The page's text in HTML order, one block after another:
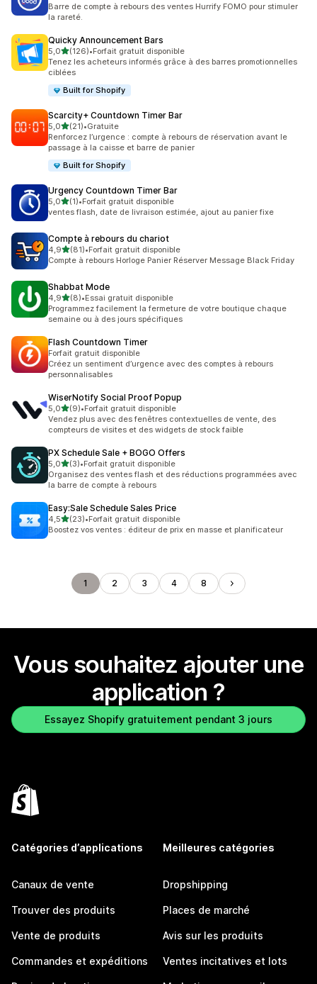
Barre de compte à rebours des ventes Hurrify FOMO pour stimuler
la rareté.
Quicky Announcement Bars
5,0étoile(s) sur 5
(126)
126 avis au total
•Forfait gratuit disponible
Tenez les acheteurs informés grâce à des barres promotionnelles
ciblées
Built for Shopify
Scarcity+ Countdown Timer Bar
5,0étoile(s) sur 5
(21)
21 avis au total
•Gratuite
Renforcez l’urgence : compte à rebours de réservation avant le
passage à la caisse et barre de panier
Built for Shopify
Urgency Countdown Timer Bar
5,0étoile(s) sur 5
(1)
1 avis au total
•Forfait gratuit disponible
ventes flash, date de livraison estimée, ajout au panier fixe
Compte à rebours du chariot
4,9étoile(s) sur 5
(81)
81 avis au total
•Forfait gratuit disponible
Compte à rebours Horloge Panier Réserver Message Black Friday
Shabbat Mode
4,9étoile(s) sur 5
(8)
8 avis au total
•Essai gratuit disponible
Programmez facilement la fermeture de votre boutique chaque
semaine ou à des jours spécifiques
Flash Countdown Timer
Forfait gratuit disponible
Créez un sentiment d’urgence avec des comptes à rebours
personnalisables
WiserNotify Social Proof Popup
5,0étoile(s) sur 5
(9)
9 avis au total
•Forfait gratuit disponible
Vendez plus avec des fenêtres contextuelles de vente, des
compteurs de visites et des widgets de stock faible
PX Schedule Sale + BOGO Offers
5,0étoile(s) sur 5
(3)
3 avis au total
•Forfait gratuit disponible
Organisez des ventes flash et des réductions programmées avec
la barre de compte à rebours
Easy:Sale Schedule Sales Price
4,5étoile(s) sur 5
(23)
23 avis au total
•Forfait gratuit disponible
Boostez vos ventes : éditeur de prix en masse et planificateur
1 2 3 4 8
Vous souhaitez ajouter une
application ?
Essayez Shopify gratuitement pendant 3 jours
Catégories d’applications
Canaux de vente
Trouver des produits
Vente de produits
Commandes et expéditions
Meilleures catégories
Dropshipping
Places de marché
Avis sur les produits
Ventes incitatives et lots